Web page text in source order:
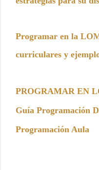
Programar en la
curriculares y
PROGRAMAR EN
Guía Programación
Programación Aula